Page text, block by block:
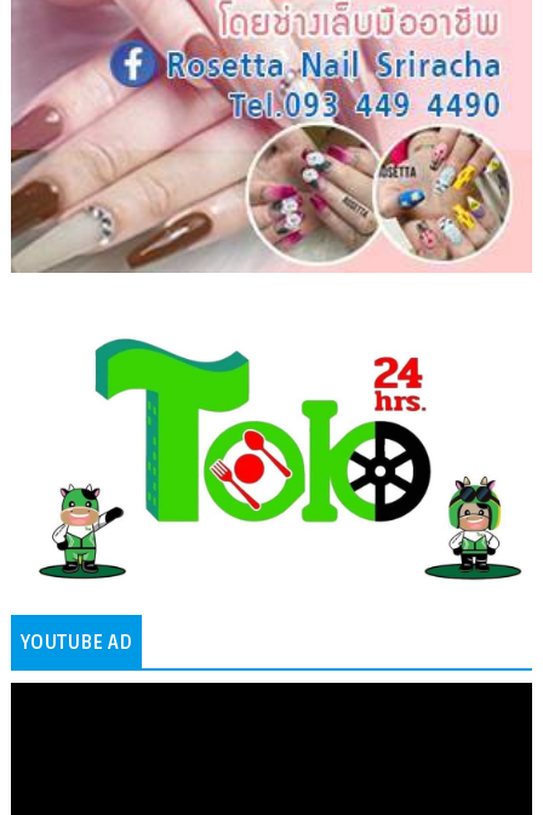
YOUTUBE AD